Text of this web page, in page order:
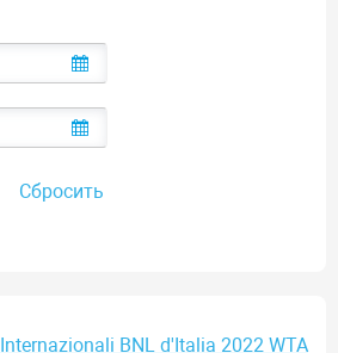
Сбросить
Internazionali BNL d'Italia 2022 WTA